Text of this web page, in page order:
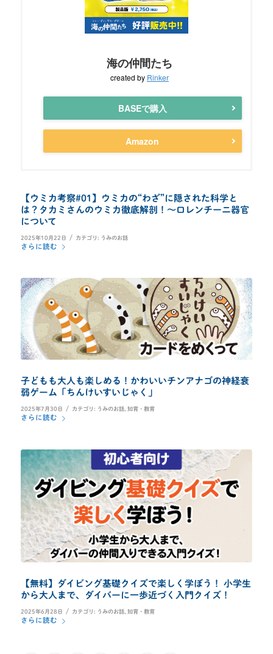
海の仲間たち
created by Rinker
BASEで購入
Amazon
【ウミカ考察#01】ウミカの“わざ”に隠された科学と
は？タカミさんのウミカ徹底解剖！～ロレンチーニ器官
について
2025年10月22日 / カテゴリ: うみのお話
さらに読む
子どもも大人も楽しめる！かわいいチンアナゴの神経衰
弱ゲーム「ちんけいすいじゃく」
2025年7月30日 / カテゴリ: うみのお話, 知育・教育
さらに読む
【無料】ダイビング基礎クイズで楽しく学ぼう！ 小学生
から大人まで、ダイバーに一歩近づく入門クイズ！
2025年6月28日 / カテゴリ: うみのお話, 知育・教育
さらに読む